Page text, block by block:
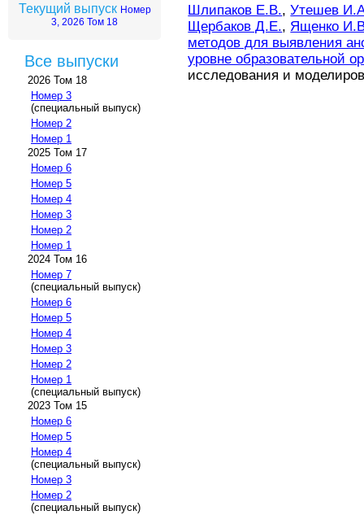
Текущий выпуск Номер
3, 2026 Том 18
Все выпуски
2026 Том 18
Номер 3
(специальный выпуск)
Номер 2
Номер 1
2025 Том 17
Номер 6
Номер 5
Номер 4
Номер 3
Номер 2
Номер 1
2024 Том 16
Номер 7
(специальный выпуск)
Номер 6
Номер 5
Номер 4
Номер 3
Номер 2
Номер 1
(специальный выпуск)
2023 Том 15
Номер 6
Номер 5
Номер 4
(специальный выпуск)
Номер 3
Номер 2
(специальный выпуск)
Шлипаков Е.В.,Утешев
Щербаков Д.Е., Ященко
методов для выявления
уровне образовательной
исследования и